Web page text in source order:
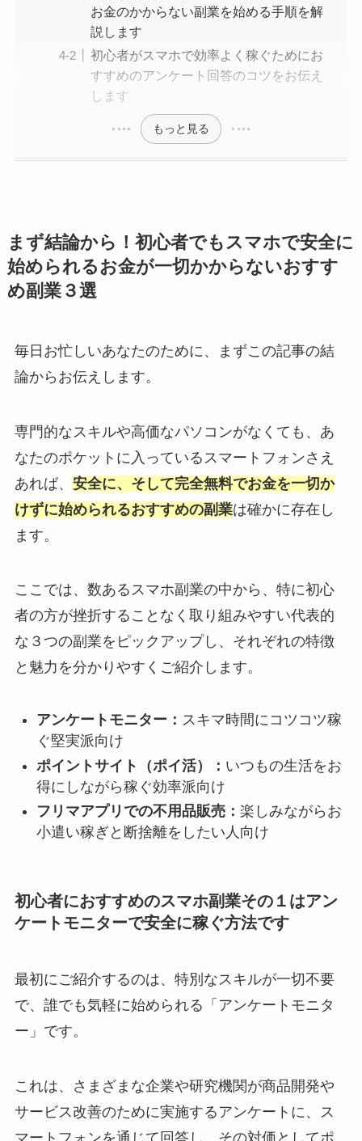
お金のかからない副業を始める手順を解
説します
初心者がスマホで効率よく稼ぐためにお
すすめのアンケート回答のコツをお伝え
します
もっと見る
まず結論から！初心者でもスマホで安全に
始められるお金が一切かからないおすす
め副業３選
毎日お忙しいあなたのために、まずこの記事の結
論からお伝えします。
専門的なスキルや高価なパソコンがなくても、あ
なたのポケットに入っているスマートフォンさえ
あれば、 安全に、そして完全無料でお金を一切か
けずに始められるおすすめの副業は確かに存在し
ます。
ここでは、数あるスマホ副業の中から、特に初心
者の方が挫折することなく取り組みやすい代表的
な３つの副業をピックアップし、それぞれの特徴
と魅力を分かりやすくご紹介します。
アンケートモニター： スキマ時間にコツコツ稼
ぐ堅実派向け
ポイントサイト（ポイ活）： いつもの生活をお
得にしながら稼ぐ効率派向け
フリマアプリでの不用品販売： 楽しみながらお
小遣い稼ぎと断捨離をしたい人向け
初心者におすすめのスマホ副業その１はアン
ケートモニターで安全に稼ぐ方法です
最初にご紹介するのは、特別なスキルが一切不要
で、誰でも気軽に始められる「アンケートモニタ
ー」です。
これは、さまざまな企業や研究機関が商品開発や
サービス改善のために実施するアンケートに、ス
マートフォンを通じて回答し、その対価としてポ